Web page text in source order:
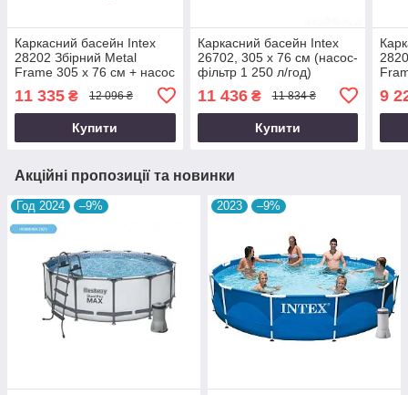
Каркасний басейн Intex
28202 Збірний Metal
Frame 305 x 76 см + насос
11 335 ₴ 12 096 ₴
Купити
Каркасний басейн Intex
26702, 305 x 76 см (насос-
фільтр 1 250 л/год)
11 436₴ 11 834 ₴
Купити
9
Акційні пропозиції та новинки
Год 2024 –9% 2023 –9%